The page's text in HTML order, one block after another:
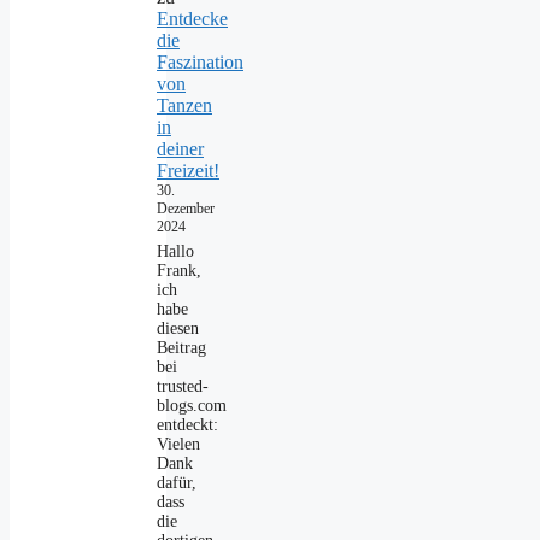
Entdecke
die
Faszination
von
Tanzen
in
deiner
Freizeit!
30.
Dezember
2024
Hallo
Frank,
ich
habe
diesen
Beitrag
bei
trusted-
blogs.com
entdeckt:
Vielen
Dank
dafür,
dass
die